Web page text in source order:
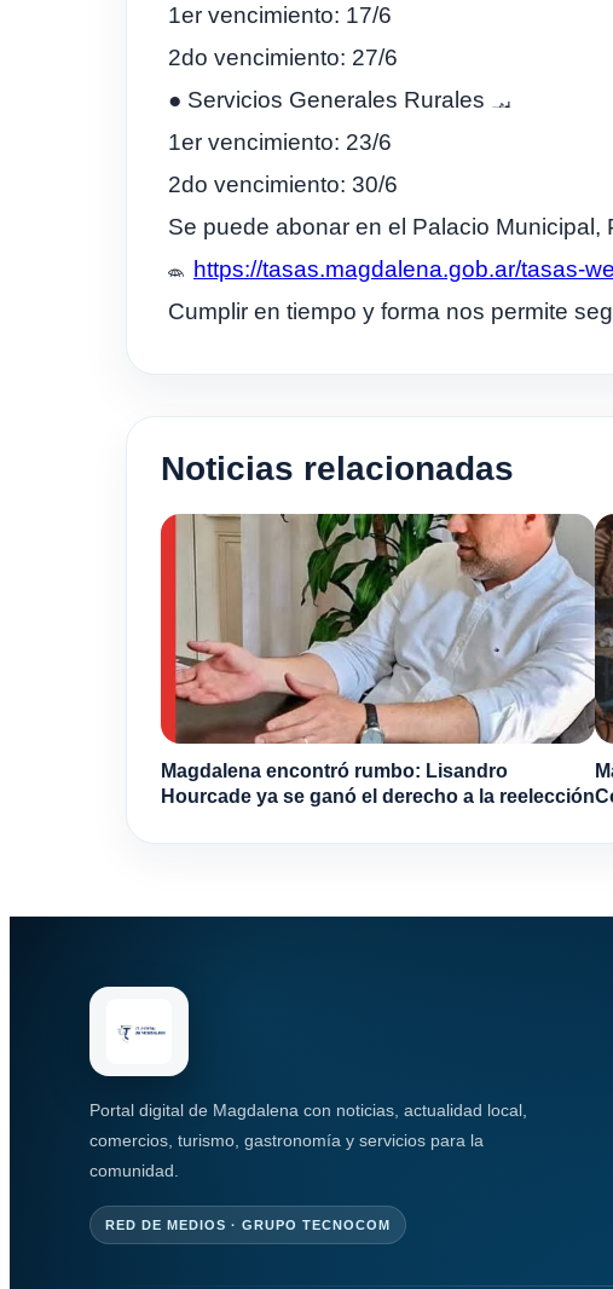
1er vencimiento: 17/6
2do vencimiento: 27/6
● Servicios Generales Rurales
1er vencimiento: 23/6
2do vencimiento: 30/6
Se puede abonar en el Palacio
https://tasas.magdalena.gob.ar/tasas-
Cumplir en tiempo y forma nos permite
Noticias relacionadas
Magdalena encontró rumbo: Lisandro
Hourcade ya se ganó el derecho a la reelección
Portal digital de Magdalena con noticias, actualidad local,
comercios, turismo, gastronomía y servicios para la
comunidad.
RED DE MEDIOS · GRUPO TECNOCOM